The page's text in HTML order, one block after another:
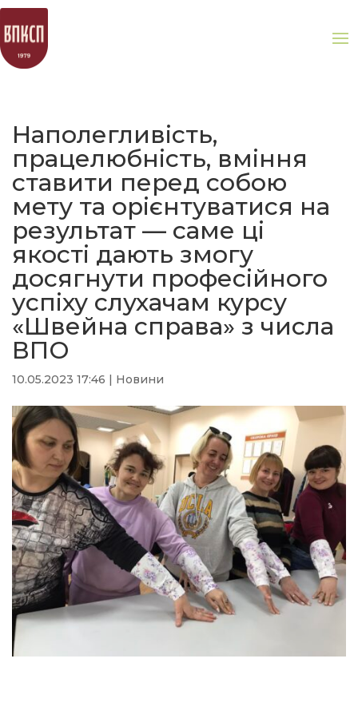
Наполегливість,
працелюбність, вміння
ставити перед собою
мету та орієнтуватися на
результат — саме ці
якості дають змогу
досягнути професійного
успіху слухачам курсу
«Швейна справа» з числа
ВПО
10.05.2023 17:46 Новини